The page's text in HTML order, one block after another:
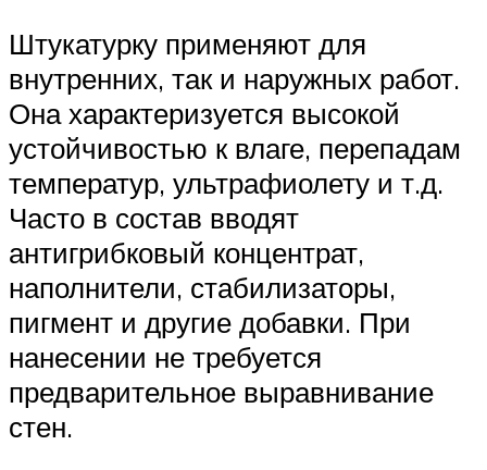
Штукатурку применяют для
внутренних, так и наружных работ.
Она характеризуется высокой
устойчивостью к влаге, перепадам
температур, ультрафиолету и т.д.
Часто в состав вводят
антигрибковый концентрат,
наполнители, стабилизаторы,
пигмент и другие добавки. При
нанесении не требуется
предварительное выравнивание
стен.